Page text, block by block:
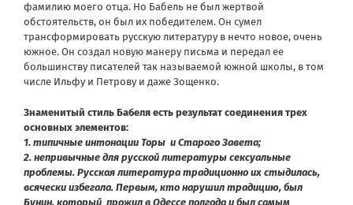
фамилию моего отца. Но Бабель не был жертвой
обстоятельств, он был их победителем. Он сумел
трансформировать русскую литературу в нечто новое, очень
южное. Он создал новую манеру письма и передал ее
большинству писателей так называемой южной школы, в том
числе Ильфу и Петрову и даже Зощенко.
Знаменитый стиль Бабеля есть результат соединения трех
основных элементов:
1. типичные интонации Торы и Старого Завета;
2. непривычные для русской литературы сексуальные
проблемы. Русская литература традиционно их стыдилась,
всячески избегала. Первым, кто нарушил традицию, был
Бунин, который прожил в Одессе полгода и был самым